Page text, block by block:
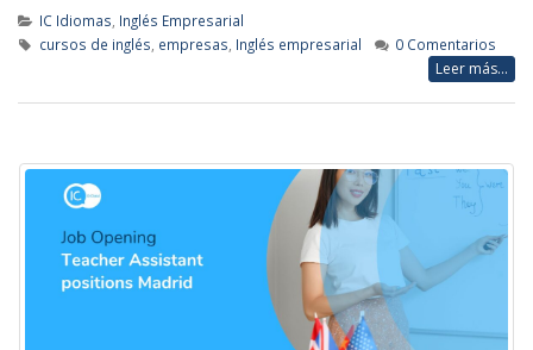
IC Idiomas Inglés Empresarial
cursos de inglés empresas Inglés empresarial 0 Comentarios
Leer más...